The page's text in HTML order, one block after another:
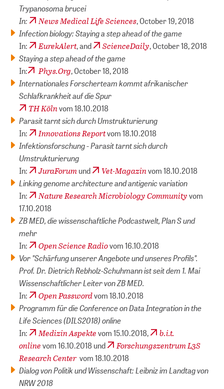
Trypanosoma brucei
In:
News Medical Life Sciences, October 19, 2018
Infection biology: Staying a step ahead of the game
In: EurekAlert, and ScienceDaily, October 18, 2018
Staying a step ahead of the game
In: Phys.Org, October 18, 2018
Internationales Forscherteam kommt afrikanischer
Schlafkrankheit auf die Spur
TH Kölnvom 18.10.2018
Parasit tarnt sich durch Umstrukturierung
In: Innovations Reportvom 18.10.2018
Infektionsforschung - Parasit tarnt sich durch
Umstrukturierung
In: JuraForumund Vet-Magazinvom 18.10.2018
Linking genome architecture and antigenic variation
In: Nature Research Microbiology Communityvom
17.10.2018
ZB MED, die wissenschaftliche Podcastwelt, Plan S und
mehr
In: Open Science Radiovom 16.10.2018
Vor "Schärfung unserer Angebote und unseres Profils".
Prof. Dr. Dietrich Rebholz-Schuhmann ist seit dem 1. Mai
Wissenschaftlicher Leiter von ZB MED.
In: Open Passwordvom 18.10.2018
Programm für die Conference on Data Integration in the
Life Sciences (DILS2018) online
In: Medizin Aspektevom 15.10.2018,
b.i.t.
onlinevom 16.10.2018 und
Forschungszentrum L3S
Research Center vom 18.10.2018
Dialog von Politik und Wissenschaft: Leibniz im Landtag von
NRW 2018